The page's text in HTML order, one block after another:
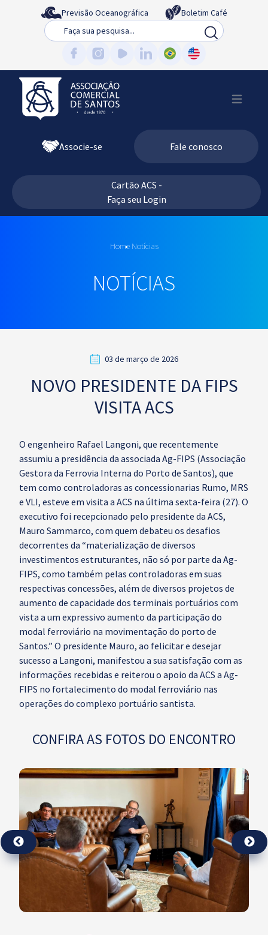
Previsão Oceanográfica
Boletim Café
Busca
Associe-se Fale conosco
Cartão ACS -
Faça seu Login
Home Notícias
NOTÍCIAS
03 de março de 2026
NOVO PRESIDENTE DA FIPS
VISITA ACS
O engenheiro Rafael Langoni, que recentemente
assumiu a presidência da associada Ag-FIPS (Associação
Gestora da Ferrovia Interna do Porto de Santos), que
tem como controladoras as concessionarias Rumo, MRS
e VLI, esteve em visita a ACS na última sexta-feira (27). O
executivo foi recepcionado pelo presidente da ACS,
Mauro Sammarco, com quem debateu os desafios
decorrentes da “materialização de diversos
investimentos estruturantes, não só por parte da Ag-
FIPS, como também pelas controladoras em suas
respectivas concessões, além de diversos projetos de
aumento de capacidade dos terminais portuários com
vista a um expressivo aumento da participação do
modal ferroviário na movimentação do porto de
Santos.” O presidente Mauro, ao felicitar e desejar
sucesso a Langoni, manifestou a sua satisfação com as
informações recebidas e reiterou o apoio da ACS a Ag-
FIPS no fortalecimento do modal ferroviário nas
operações do complexo portuário santista.
CONFIRA AS FOTOS DO ENCONTRO